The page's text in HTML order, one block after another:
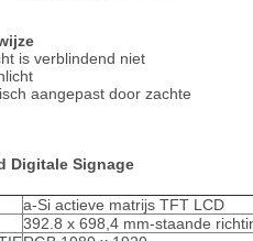
is verblindend niet
aangepast door zachte
Digitale Signage
a-Si actieve matrijs TFT LCD
392.8 x 698,4 mm-staande